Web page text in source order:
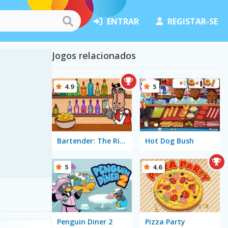
ENTRAR REGISTAR-SE
Jogos relacionados
Bartender: The Right Mix
4.9
Hot Dog Bush
5
Penguin Diner 2
5
Pizza Party
4.6